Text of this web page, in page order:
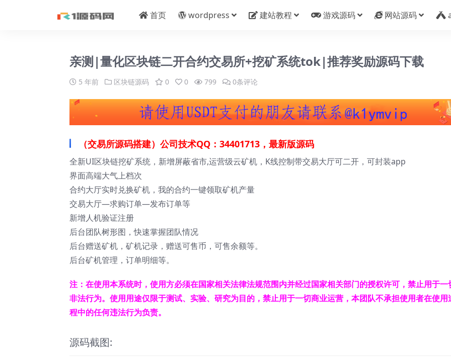
首页 wordpress 建站教程 游戏源码 网站源码
亲测|量化区块链二开合约交易所+挖矿系统tok|推荐奖励源码下载
5 年前 区块链源码 0 0 799 0条评论
（交易所源码搭建）公司技术QQ：34401713，最新版源码
全新UI区块链挖矿系统，新增屏蔽省市,运营级云矿机，K线控制带交易大厅可二开，可封装app
界面高端大气上档次
合约大厅实时兑换矿机，我的合约一键领取矿机产量
交易大厅—求购订单—发布订单等
新增人机验证注册
后台团队树形图，快速掌握团队情况
后台赠送矿机，矿机记录，赠送可售币，可售余额等。
后台矿机管理，订单明细等。
注：在使用本系统时，使用方必须在国家相关法律法规范围内并经过国家相关部门的授权许可，禁止用于一
非法行为。使用用途仅限于测试、实验、研究为目的，禁止用于一切商业运营，本团队不承担使用者在使用
程中的任何违法行为负责。
源码截图: